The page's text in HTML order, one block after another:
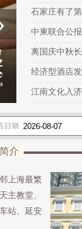
石家庄有了
中柬联合公
离国庆中秋
经济型酒店
江南文化入
日期
介
上海最繁
主教堂、
站、延安